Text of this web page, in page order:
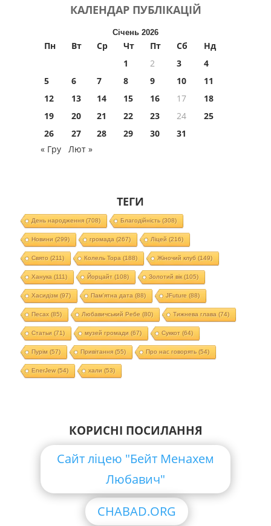
КАЛЕНДАР ПУБЛІКАЦІЙ
Січень 2026
Пн Вт Ср Чт Пт Сб
Нд
1
2 3
4
5
6 7 8 9 10
11
12
13 14 15 16 17
18
19
20 21 22 23 24
25
26
27 28 29 30
31
« Гру
Лют »
ТЕГИ
День народження(708) Благодійність (308)
Новини (299) громада (267) Ліцей (216)
Свято (211) Колель Тора (188) Жіночий клуб (149)
Ханука (111) Йорцайт (108) Золотий вік(105)
Хасидізм (97) Пам'ятна дата (88) JFuture (88)
Песах(85) Любавичський Ребе (80) Тижнева глава (74)
Статьи (71) музей громади (67) Суккот (64)
Пурім (57) Привітання(55) Про нас говорять (54)
EnerJew(54) хали (53)
КОРИСНІ ПОСИЛАННЯ
Сайт ліцею "Бейт Менахем
Любавич"
CHABAD.ORG